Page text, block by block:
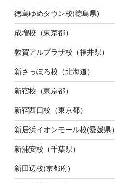
徳島ゆめタウン校(徳島県)
成増校（東京都）
敦賀アルプラザ校（福井県）
新さっぽろ校（北海道）
新宿校（東京都）
新宿西口校（東京都）
新居浜イオンモール校(愛媛県）
新浦安校（千葉県）
新田辺校(京都府)